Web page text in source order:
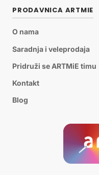
PRODAVNICA ARTMIE
O nama
Saradnja i veleprodaja
Pridruži se ARTMiE timu
Kontakt
Blog